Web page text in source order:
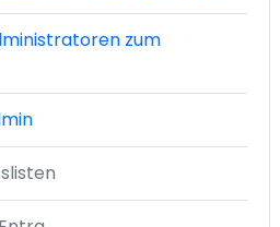
zum